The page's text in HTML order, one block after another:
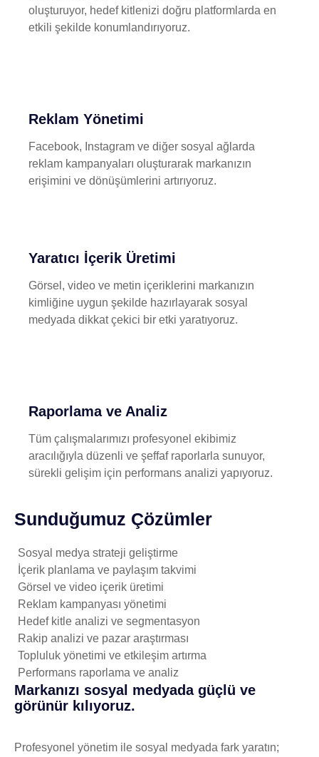
oluşturuyor, hedef kitlenizi doğru platformlarda en
etkili şekilde konumlandırıyoruz.
Reklam Yönetimi
Facebook, Instagram ve diğer sosyal ağlarda
reklam kampanyaları oluşturarak markanızın
erişimini ve dönüşümlerini artırıyoruz.
Yaratıcı İçerik Üretimi
Görsel, video ve metin içeriklerini markanızın
kimliğine uygun şekilde hazırlayarak sosyal
medyada dikkat çekici bir etki yaratıyoruz.
Raporlama ve Analiz
Tüm çalışmalarımızı profesyonel ekibimiz
aracılığıyla düzenli ve şeffaf raporlarla sunuyor,
sürekli gelişim için performans analizi yapıyoruz.
Sunduğumuz Çözümler
Sosyal medya strateji geliştirme
İçerik planlama ve paylaşım takvimi
Görsel ve video içerik üretimi
Reklam kampanyası yönetimi
Hedef kitle analizi ve segmentasyon
Rakip analizi ve pazar araştırması
Topluluk yönetimi ve etkileşim artırma
Performans raporlama ve analiz
Markanızı sosyal medyada güçlü ve
görünür kılıyoruz.
Profesyonel yönetim ile sosyal medyada fark yaratın;